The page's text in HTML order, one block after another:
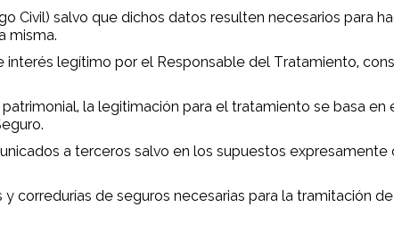
Civil) salvo que dichos datos resulten necesarios para
misma.
legítimo por el Responsable del Tratamiento,
la legitimación para el tratamiento se basa en
a terceros salvo en los supuestos
de seguros necesarias para la tramitación